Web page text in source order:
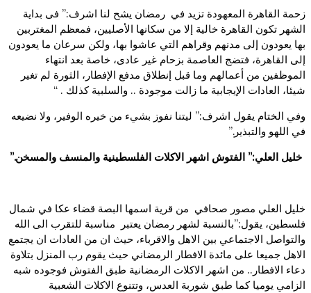
زحمة القاهرة المعهودة تزيد في رمضان يشح لنا اشرف:” فى بداية
الشهر تكون القاهرة خالية إلا من سكانها الأصليين، فمعظم المغتربين
بها يعودون إلى مدنهم وقراهم التي عاشوا بها، ولكن سرعان ما يعودون
إلى القاهرة، فتضج العاصمة بزحام غير عادى، خاصة بعد انتهاء
الموظفين من أعمالهم وما قبل إنطلاق مدفع الإفطار، الثورة لم تغير
شيئا، العادات الإيجابية ما زالت موجودة .. والسلبية كذلك . “
وفي الختام يقول اشرف:” ليتنا نفوز بشيء من خيره الوفير، ولا نضيعه
في اللهو والتبذير.”
خليل العلي:” الفتوش اشهر الاكلات الفلسطينية والمنسف والمسخن.”
خليل العلي مصور صحافي من قرية اسمها البصة قضاء عكا في شمال
فلسطين، يقول:”بالنسبة لشهر رمضان يعتبر مناسبة للتقرب الى الله
والتواصل الاجتماعي بين الاهل والاقرباء، حيث ان من العادات ان يجتمع
الاهل جميعا على مائدة الافطار الرمضاني حيث يقوم رب المنزل بتلاوة
دعاء الافطار.. من اشهر الاكلات الرمضانية طبق الفتوش فوجوده شبه
الزامي يوميا كما طبق شوربة العدس، وتتنوع الاكلات الشعبية